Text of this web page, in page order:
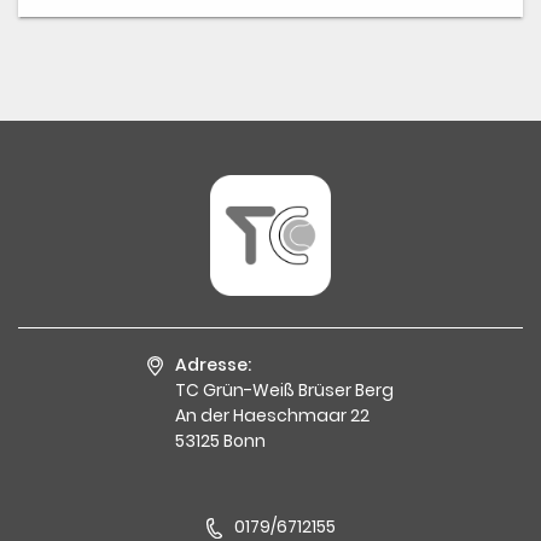
Adresse:
TC Grün-Weiß Brüser Berg
An der Haeschmaar 22
53125 Bonn
0179/6712155